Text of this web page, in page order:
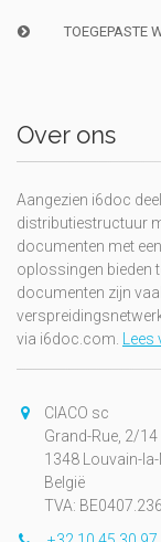
TOEGEPASTE
Over ons
Aangezien i6doc
distributiestructuur
documenten met
oplossingen bieden
documenten zijn
via i6doc.com. Lees
CIACO sc
Grand-Rue, 2/14
1348 Louvain-
België
TVA: